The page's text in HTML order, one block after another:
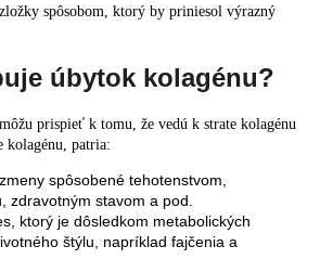
spôsobom, ktorý by priniesol výrazný
úbytok kolagénu?
prispieť k tomu, že vedú k strate kolagénu
kolagénu, patria:
spôsobené tehotenstvom,
zdravotným stavom a pod.
ktorý je dôsledkom metabolických
štýlu, napríklad fajčenia a